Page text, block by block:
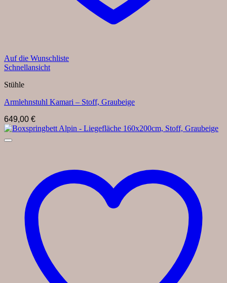
Auf die Wunschliste
Schnellansicht
Stühle
Armlehnstuhl Kamari – Stoff, Graubeige
649,00 €